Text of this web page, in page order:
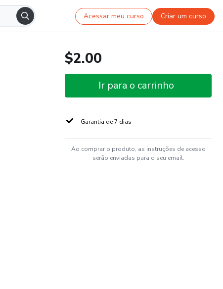
Acessar meu curso Criar um curso
$2.00
Ir para o carrinho
Garantia de 7 dias
Ao comprar o produto, as instruções de acesso
serão enviadas para o seu email.